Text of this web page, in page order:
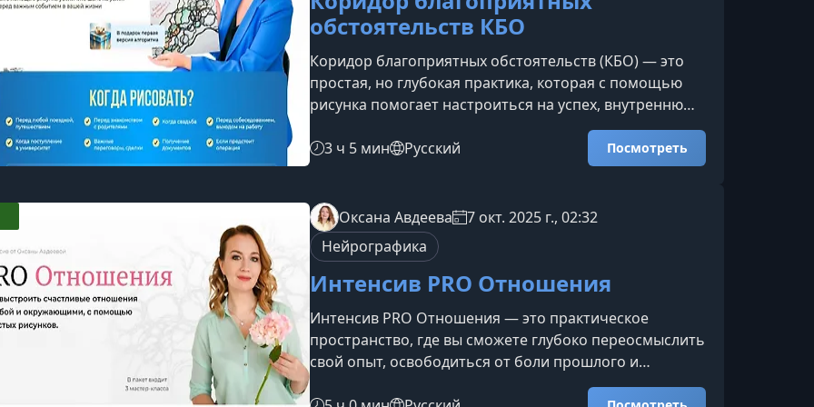
обстоятельств КБО
Коридор благоприятных обстоятельств (КБО) — это
простая, но глубокая практика, которая с помощью
рисунка помогает настроиться на успех, внутреннюю
гармонию и уверенное прохождение значимых
жизненных этапов. Рисование выступает мощным
инструментом концентрации, снижения тревожности
событий.Когда применять практику КБОМетод
подходит для любых ситуаций, когда важны ясность,
уверенность и внутренний баланс. Он п
3 ч 5 мин Русский Посмотреть
Оксана Авдеева
7 окт. 2025 г., 02:32
Нейрографика
Интенсив PRO Отношения
Интенсив PRO Отношения — это практическое
пространство, где вы сможете глубоко переосмыслить
свой опыт, освободиться от боли прошлого и
научиться создавать отношения, которые